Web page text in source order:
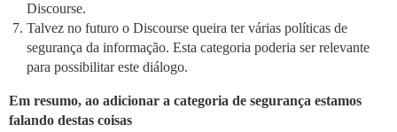
Discourse.
Talvez no futuro o Discourse queira ter várias políticas de
segurança da informação. Esta categoria poderia ser relevante
para possibilitar este diálogo.
Em resumo, ao adicionar a categoria de segurança estamos
falando destas coisas